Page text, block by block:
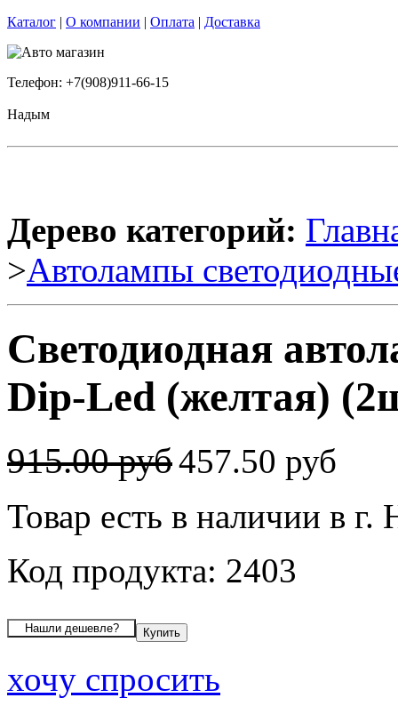
Каталог | О компании | Оплата | Доставка
Телефон: +7(908)911-66-15
Надым
Дерево категорий:
>Автолампы
Светодиодная
Dip-Led (желтая)
915.00 руб457.50 руб
Товар есть в наличии в
Код продукта: 2403
хочу спросить